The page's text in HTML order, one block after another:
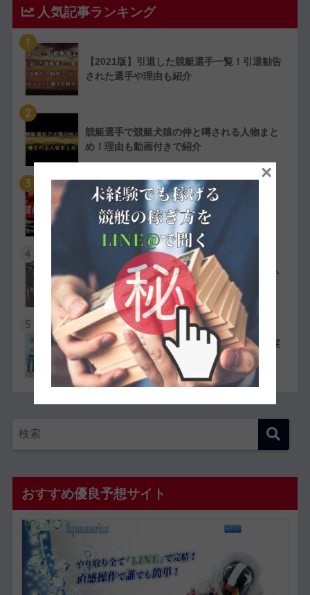
人気記事ランキング
1
【2021版】引退した競艇選手一覧！引退勧告
された選手や理由も紹介
2
競艇選手で競艇犬猿の仲と噂される人物まと
め！理由も動画付きで紹介
3
【実費で検証】競艇LINERの予想は凄かっ
た！特徴や評判・口コミを紹介
4
競艇選手の嫌われ者まとめ！ファン・選手か
ら嫌われている人物を紹介
5
競艇選手同士の夫婦11組一覧【夫婦対決が実
現したレースも紹介】
おすすめ優良予想サイト
×